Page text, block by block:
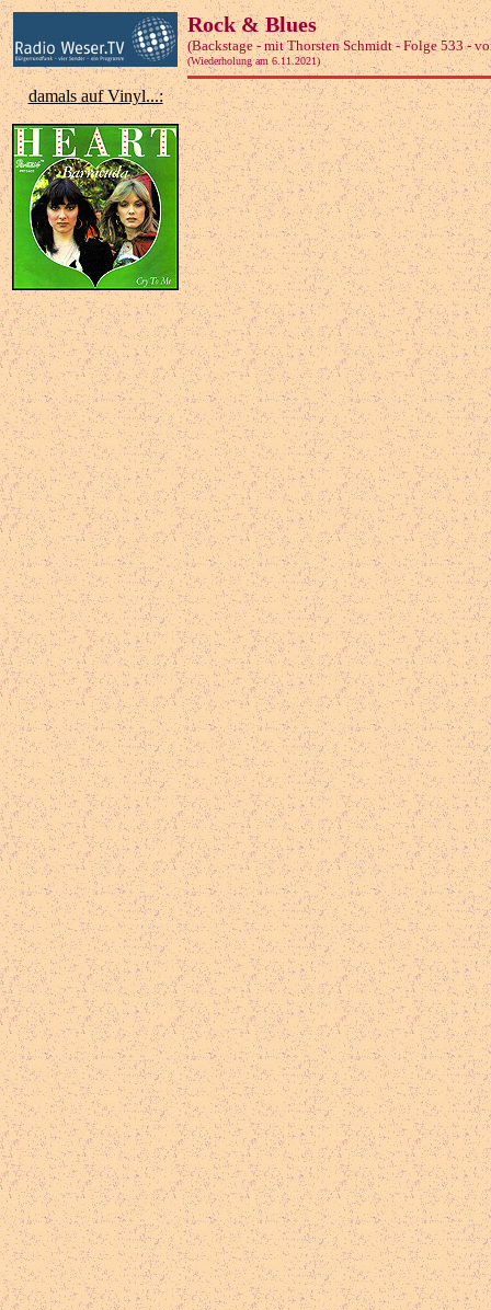
damals auf Vinyl...:
Rock & Blues
(Backstage - mit Thorsten Schmidt - Folge 533 -
(Wiederholung am 6.11.2021)